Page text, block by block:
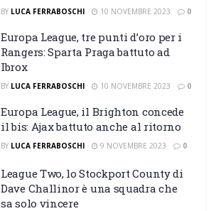
BY LUCA FERRABOSCHI 10 NOVEMBRE 2023 0
Europa League, tre punti d’oro per i
Rangers: Sparta Praga battuto ad
Ibrox
BY LUCA FERRABOSCHI 10 NOVEMBRE 2023 0
Europa League, il Brighton concede
il bis: Ajax battuto anche al ritorno
BY LUCA FERRABOSCHI 9 NOVEMBRE 2023 0
League Two, lo Stockport County di
Dave Challinor è una squadra che
sa solo vincere